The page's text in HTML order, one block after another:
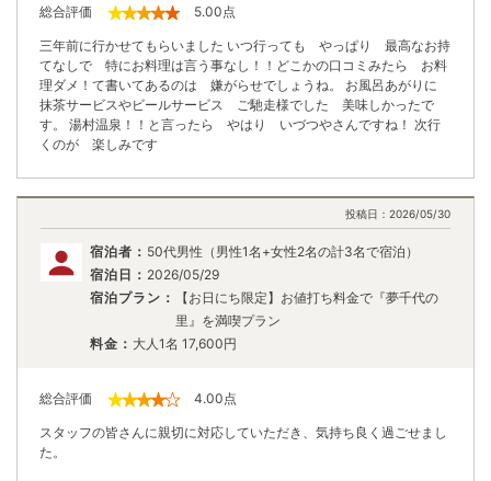
総合評価 5.00点
三年前に行かせてもらいました いつ行っても やっぱり 最高なお持
てなしで 特にお料理は言う事なし！！どこかの口コミみたら お料
理ダメ！て書いてあるのは 嫌がらせでしょうね。 お風呂あがりに
抹茶サービスやビールサービス ご馳走様でした 美味しかったで
す。 湯村温泉！！と言ったら やはり いづつやさんですね！ 次行
くのが 楽しみです
投稿日： 2026/05/30
宿泊者： 50代男性（男性1名+女性2名の計3名で宿泊）
宿泊日： 2026/05/29
宿泊プラン：
【お日にち限定】お値打ち料金で『夢千代の
里』を満喫プラン
料金： 大人1名 17,600円
総合評価 4.00点
スタッフの皆さんに親切に対応していただき、気持ち良く過ごせまし
た。